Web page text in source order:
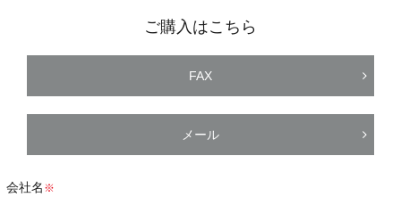
ご購入はこちら
FAX
メール
会社名